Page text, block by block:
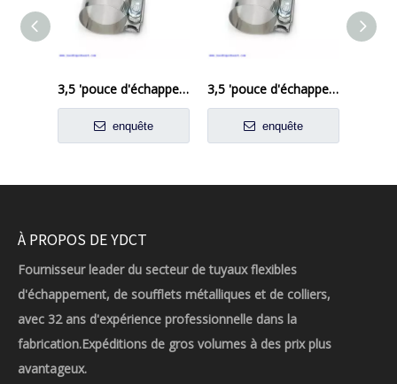
3,5 'pouce d'échappement à bande plate Clamp Joint de crosse steel en acier inoxydable
enquête
3,5 'pouce d'échappement à bande plate Clamp Joint de crosse steel en acier inoxydable
enquête
À PROPOS DE YDCT
Fournisseur leader du secteur de tuyaux flexibles
d'échappement, de soufflets métalliques et de colliers,
avec 32 ans d'expérience professionnelle dans la
fabrication.Expéditions de gros volumes à des prix plus
avantageux.